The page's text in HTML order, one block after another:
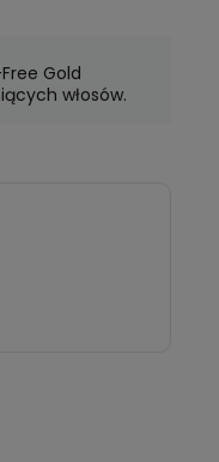
Gold
włosów.